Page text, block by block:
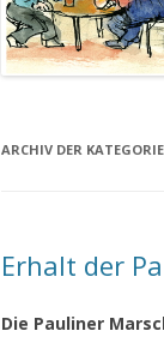
ARCHIV DER
Erhalt der
Die Pauliner